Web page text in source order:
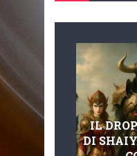
IL
DI